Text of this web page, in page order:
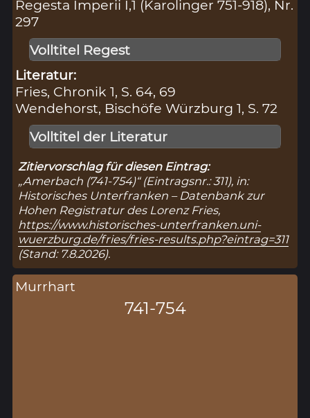
Regesta Imperii I,1 (Karolinger 751-918), Nr.
297
Volltitel Regest
Literatur:
Fries, Chronik 1, S. 64, 69
Wendehorst, Bischöfe Würzburg 1, S. 72
Volltitel der Literatur
Zitiervorschlag für diesen Eintrag:
„Amerbach (741-754)“ (Eintragsnr.: 311), in:
Historisches Unterfranken – Datenbank zur
Hohen Registratur des Lorenz Fries,
https://www.historisches-unterfranken.uni-
wuerzburg.de/fries/fries-results.php?eintrag=311
(Stand: 7.8.2026).
Murrhart
741-754